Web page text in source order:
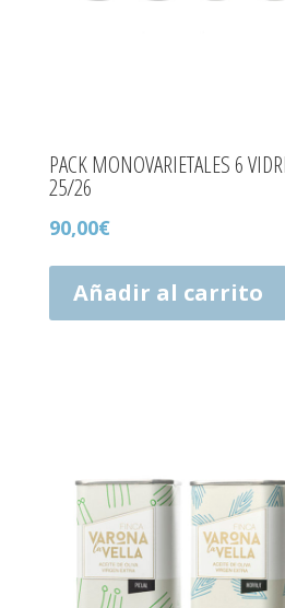
PACK MONOVARIETALES 6
25/26
90,00€
Añadir al carrito